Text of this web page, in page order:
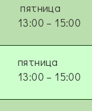
пятница
13:00 – 15:00
пятница
13:00 – 15:00